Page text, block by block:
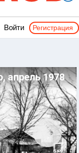
Войти Регистрация
апрель 1978